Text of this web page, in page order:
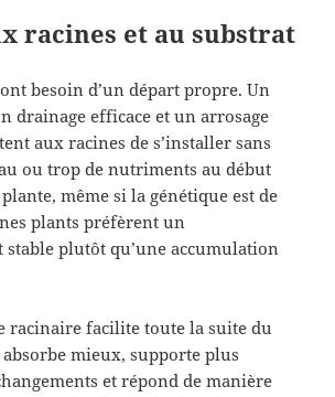
racines et au substrat
besoin d’un départ propre. Un
drainage efficace et un arrosage
aux racines de s’installer sans
ou trop de nutriments au début
même si la génétique est de
plants préfèrent un
plutôt qu’une accumulation
racinaire facilite toute la suite du
absorbe mieux, supporte plus
et répond de manière